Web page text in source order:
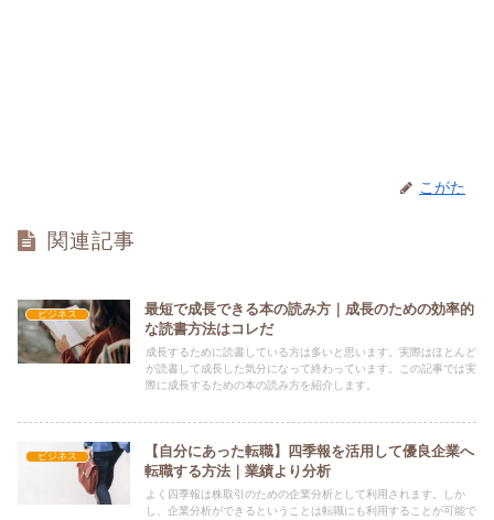
こがた
関連記事
ビジネス
最短で成長できる本の読み方｜成長のための効率的
な読書方法はコレだ
成長するために読書している方は多いと思います。実際はほとんど
が読書して成長した気分になって終わっています。この記事では実
際に成長するための本の読み方を紹介します。
ビジネス
【自分にあった転職】四季報を活用して優良企業へ
転職する方法｜業績より分析
よく四季報は株取引のための企業分析として利用されます。しか
し、企業分析ができるということは転職にも利用することが可能で